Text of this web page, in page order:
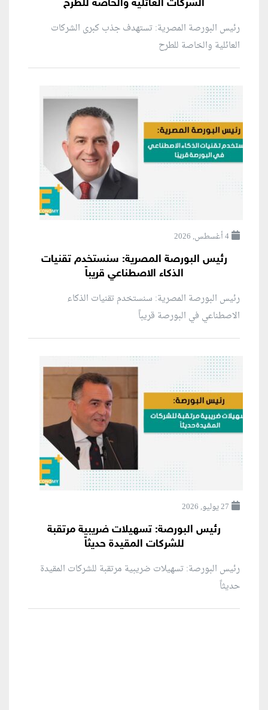
الشركات العائلية والخاصة للطرح
رئيس البورصة المصرية: تستهدف جذب كبرى الشركات
العائلية والخاصة للطرح
4 أغسطس, 2026
رئيس البورصة المصرية: سنستخدم تقنيات
الذكاء الاصطناعي قريباً
رئيس البورصة المصرية: سنستخدم تقنيات الذكاء
الاصطناعي في البورصة قريباً
27 يوليو, 2026
رئيس البورصة: تسهيلات ضريبية مرتقبة
للشركات المقيدة حديثاً
رئيس البورصة: تسهيلات ضريبية مرتقبة للشركات المقيدة
حديثاً